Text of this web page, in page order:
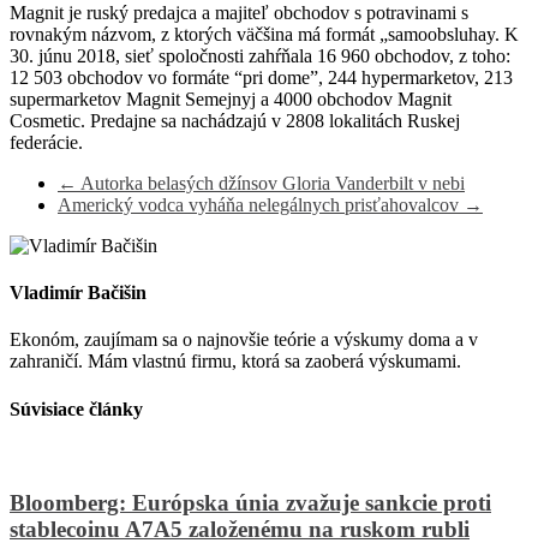
Magnit je ruský predajca a majiteľ obchodov s potravinami s
rovnakým názvom, z ktorých väčšina má formát „samoobsluhay. K
30. júnu 2018, sieť spoločnosti zahŕňala 16 960 obchodov, z toho:
12 503 obchodov vo formáte “pri dome”, 244 hypermarketov, 213
supermarketov Magnit Semejnyj a 4000 obchodov Magnit
Cosmetic. Predajne sa nachádzajú v 2808 lokalitách Ruskej
federácie.
← Autorka belasých džínsov Gloria Vanderbilt v nebi
Americký vodca vyháňa nelegálnych prisťahovalcov →
Vladimír Bačišin
Ekonóm, zaujímam sa o najnovšie teórie a výskumy doma a v
zahraničí. Mám vlastnú firmu, ktorá sa zaoberá výskumami.
Súvisiace články
Bloomberg: Európska únia zvažuje sankcie proti
stablecoinu A7A5 založenému na ruskom rubli